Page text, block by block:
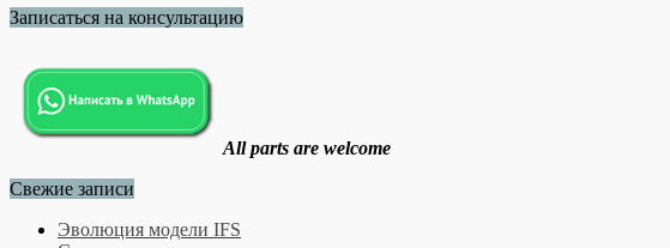
Записаться на консультацию
All parts are welcome
Свежие записи
Эволюция модели IFS